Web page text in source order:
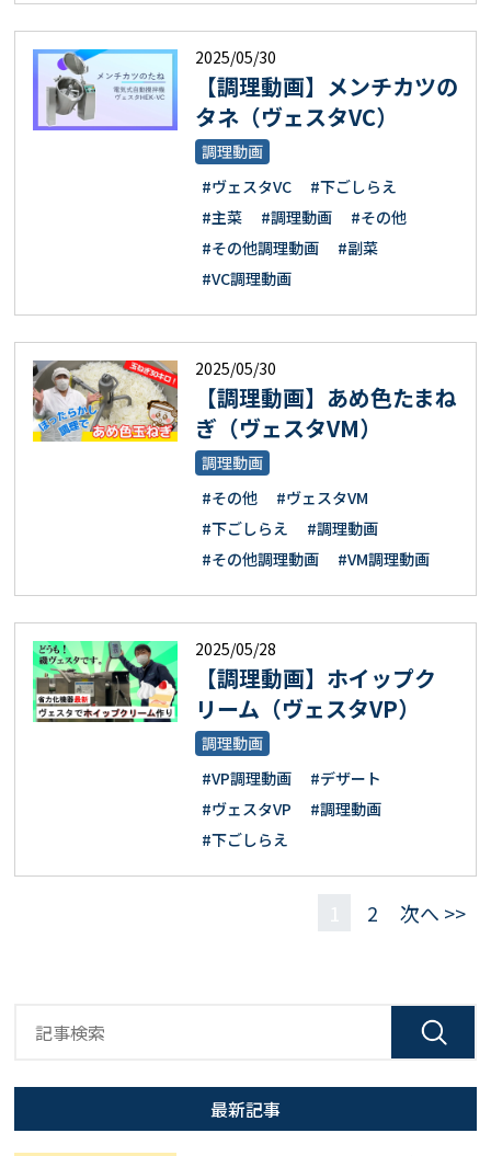
2025/05/30
【調理動画】メンチカツの
タネ（ヴェスタVC）
調理動画
#ヴェスタVC
#下ごしらえ
#主菜
#調理動画
#その他
#その他調理動画
#副菜
#VC調理動画
2025/05/30
【調理動画】あめ色たまね
ぎ（ヴェスタVM）
調理動画
#その他
#ヴェスタVM
#下ごしらえ
#調理動画
#その他調理動画
#VM調理動画
2025/05/28
【調理動画】ホイップク
リーム（ヴェスタVP）
調理動画
#VP調理動画
#デザート
#ヴェスタVP
#調理動画
#下ごしらえ
2 次へ >>
最新記事